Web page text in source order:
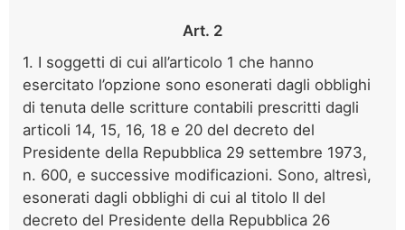
Art. 2
1. I soggetti di cui all’articolo 1 che hanno
esercitato l’opzione sono esonerati dagli obblighi
di tenuta delle scritture contabili prescritti dagli
articoli 14, 15, 16, 18 e 20 del decreto del
Presidente della Repubblica 29 settembre 1973,
n. 600, e successive modificazioni. Sono, altresì,
esonerati dagli obblighi di cui al titolo II del
decreto del Presidente della Repubblica 26